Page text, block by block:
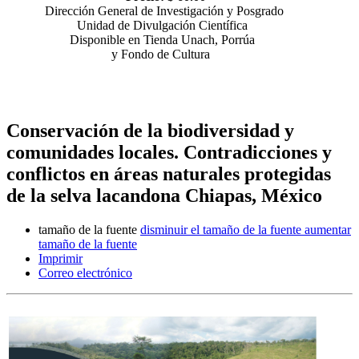
Dirección General de Investigación y Posgrado
Unidad de Divulgación Científica
Disponible en Tienda Unach, Porrúa
y Fondo de Cultura
Conservación de la biodiversidad y
comunidades locales. Contradicciones y
conflictos en áreas naturales protegidas
de la selva lacandona Chiapas, México
tamaño de la fuente disminuir el tamaño de la fuente aumentar
tamaño de la fuente
Imprimir
Correo electrónico